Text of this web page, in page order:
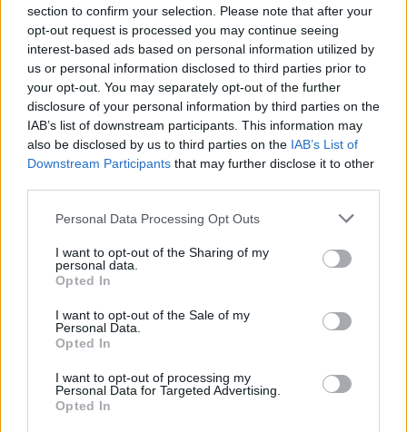
section to confirm your selection. Please note that after your
opt-out request is processed you may continue seeing
interest-based ads based on personal information utilized by
us or personal information disclosed to third parties prior to
your opt-out. You may separately opt-out of the further
disclosure of your personal information by third parties on the
IAB’s list of downstream participants. This information may
also be disclosed by us to third parties on the IAB’s List of
Downstream Participants that may further disclose it to other
Personal Data Processing Opt Outs
I want to opt-out of the Sharing of my
personal data.
Opted In
I want to opt-out of the Sale of my
Personal Data.
Opted In
I want to opt-out of processing my
Personal Data for Targeted Advertising.
Opted In